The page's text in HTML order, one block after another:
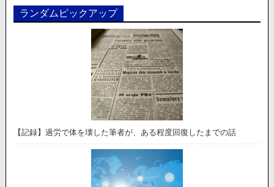
ランダムピックアップ
【記録】過労で体を壊した筆者が、ある程度回復したまでの話